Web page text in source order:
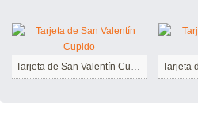
Tarjeta de San Valentín Cupido